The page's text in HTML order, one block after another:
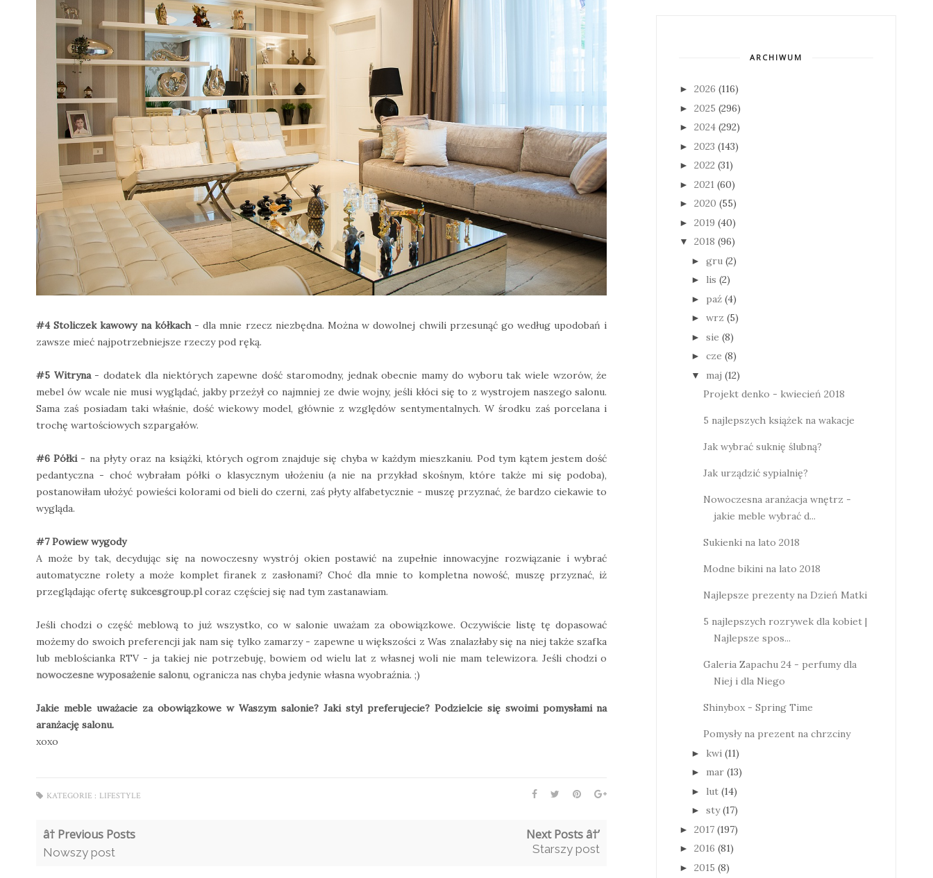
#4 Stoliczek kawowy na kółkach- dla mnie rzecz niezbędna. Można w dowolnej chwili przesunąć go według upodobań i
zawsze mieć najpotrzebniejsze rzeczy pod ręką.
#5 Witryna- dodatek dla niektórych zapewne dość staromodny, jednak obecnie mamy do wyboru tak wiele wzorów, że
mebel ów wcale nie musi wyglądać, jakby przeżył co najmniej ze dwie wojny, jeśli kłóci się to z wystrojem naszego salonu.
Sama zaś posiadam taki właśnie, dość wiekowy model, głównie z względów sentymentalnych. W środku zaś porcelana i
trochę wartościowych szpargałów.
#6 Półki - na płyty oraz na książki, których ogrom znajduje się chyba w każdym mieszkaniu. Pod tym kątem jestem dość
pedantyczna - choć wybrałam półki o klasycznym ułożeniu (a nie na przykład skośnym, które także mi się podoba),
postanowiłam ułożyć powieści kolorami od bieli do czerni, zaś płyty alfabetycznie - muszę przyznać, że bardzo ciekawie to
wygląda.
#7 Powiew wygody
A może by tak, decydując się na nowoczesny wystrój okien postawić na zupełnie innowacyjne rozwiązanie i wybrać
automatyczne rolety a może komplet firanek z zasłonami? Choć dla mnie to kompletna nowość, muszę przyznać, iż
przeglądając ofertę sukcesgroup.plcoraz częściej się nad tym zastanawiam.
Jeśli chodzi o część meblową to już wszystko, co w salonie uważam za obowiązkowe. Oczywiście listę tę dopasować
możemy do swoich preferencji jak nam się tylko zamarzy - zapewne u większości z Was znalazłaby się na niej także szafka
lub meblościanka RTV - ja takiej nie potrzebuję, bowiem od wielu lat z własnej woli nie mam telewizora. Jeśli chodzi o
nowoczesne wyposażenie salonu, ogranicza nas chyba jedynie własna wyobraźnia. ;)
Jakie meble uważacie za obowiązkowe w Waszym salonie? Jaki styl preferujecie? Podzielcie się swoimi pomysłami na
aranżację salonu.
xoxo
KATEGORIE : LIFESTYLE
â† Previous Posts
Nowszy post
Next Posts â†’
Starszy post
ARCHIWUM
► 2026 (116)
► 2025 (296)
► 2024 (292)
► 2023 (143)
► 2022 (31)
► 2021 (60)
► 2020 (55)
► 2019 (40)
▼ 2018 (96)
► gru (2)
► lis (2)
► paź (4)
► wrz (5)
► sie (8)
► cze (8)
▼ maj (12)
Projekt denko - kwiecień 2018
5 najlepszych książek na wakacje
Jak wybrać suknię ślubną?
Jak urządzić sypialnię?
Nowoczesna aranżacja wnętrz -
jakie meble wybrać d...
Sukienki na lato 2018
Modne bikini na lato 2018
Najlepsze prezenty na Dzień Matki
5 najlepszych rozrywek dla kobiet |
Najlepsze spos...
Galeria Zapachu 24 - perfumy dla
Niej i dla Niego
Shinybox - Spring Time
Pomysły na prezent na chrzciny
► kwi (11)
► mar (13)
► lut (14)
► sty (17)
► 2017 (197)
► 2016 (81)
► 2015 (8)